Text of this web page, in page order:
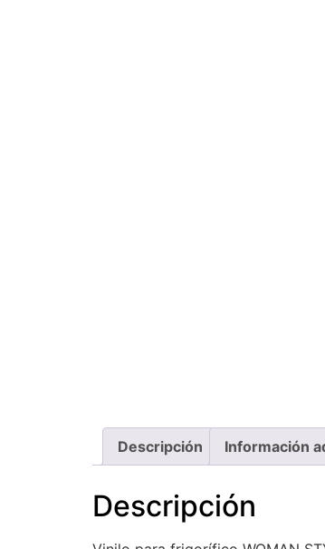
Descripción Información
Descripción